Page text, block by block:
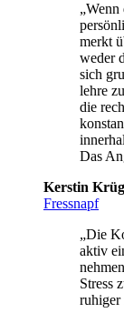
„Wenn
merkt
weder
sich
lehre
die
Das
Kers­tin
Fressnapf
„Die
aktiv
Stress
ruhiger